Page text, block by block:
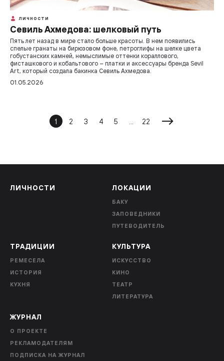
ЛИЧНОСТИ
Севиль Ахмедова: шелковый путь
Пять лет назад в мире стало больше красоты. В нем появились
спелые гранаты на бирюзовом фоне, петроглифы на шелке цвета
гобустанских камней, немыслимые оттенки кораллового,
фисташкового и кобальтового – платки и аксессуары бренда Sevil
Art, который создала бакинка Севиль Ахмедова.
01.05.2026
1 2 3 4 5 22
ЛИЧНОСТИ ЛОКАЦИИ
БАКУ
ЗАПОВЕДНИКИ
ПУТЕВОДИТЕЛЬ
ТРАДИЦИИ
РЕМЕСЕЛА
ИСТОРИЯ
КУХНЯ
КУЛЬТУРА
ИСКУССТВО
КИНО
ТЕАТР
ЛИТЕРАТУРА
ЖУРНАЛ
О ПРОЕКТЕ
РЕКЛАМОДАТЕЛЯМ
ПОДПИСКА НА ЖУРНАЛ